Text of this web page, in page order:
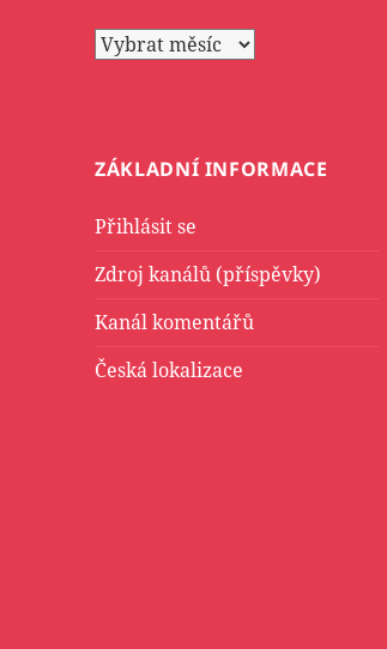
Archivy
ZÁKLADNÍ INFORMACE
Přihlásit se
Zdroj kanálů (příspěvky)
Kanál komentářů
Česká lokalizace